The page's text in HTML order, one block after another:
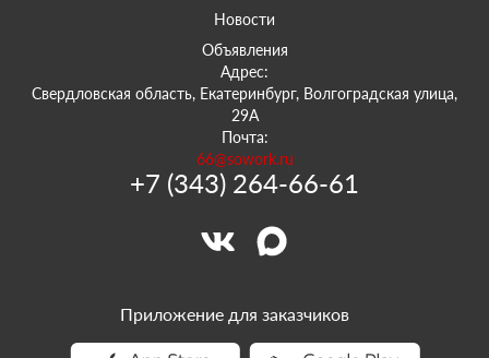
Новости
Объявления
Адрес:
Свердловская область, Екатеринбург, Волгоградская улица,
29А
Почта:
66@sowork.ru
+7 (343) 264-66-61
Приложение для заказчиков